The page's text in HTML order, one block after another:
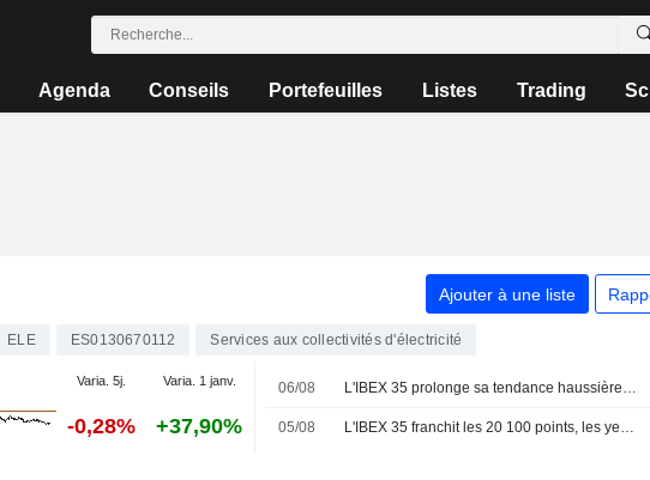
Agenda Conseils Portefeuilles Listes Trading
Ajouter à une liste
ELE ES0130670112 Services aux collectivités d'électricité
Varia. 5j. Varia. 1 janv.
-0,28% +37,90%
06/08 L'IBEX 35 prolonge sa tendance haussière dans l'espoir d'un accord entre les États-Unis et l'Iran
05/08 L'IBEX 35 franchit les 20 100 points, les yeux rivés sur le secteur technologique et la géopolitique